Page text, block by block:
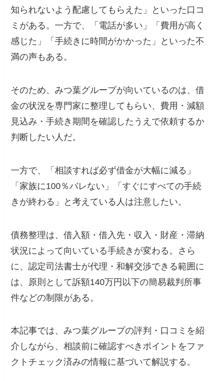
知られないよう配慮してもらえた」といった口コ
ミがある。一方で、「電話が多い」「費用が高く
感じた」「手続きに時間がかかった」といった不
満の声もある。
そのため、みつ葉グループが向いているのは、借
金の状況を専門家に整理してもらい、費用・減額
見込み・手続き期間を確認したうえで依頼するか
判断したい人だ。
一方で、「相談すれば必ず借金が大幅に減る」
「家族に100％バレない」「すぐにすべての手続
きが終わる」と考えている人は注意したい。
債務整理は、借入額・借入先・収入・財産・滞納
状況によって向いている手続きが変わる。さら
に、認定司法書士が代理・和解交渉できる範囲に
は、原則として訴額140万円以下の簡易裁判所事
件などの制限がある。
本記事では、みつ葉グループの評判・口コミを紹
介しながら、相談前に確認すべきポイントをファ
クトチェック済みの情報に基づいて解説する。